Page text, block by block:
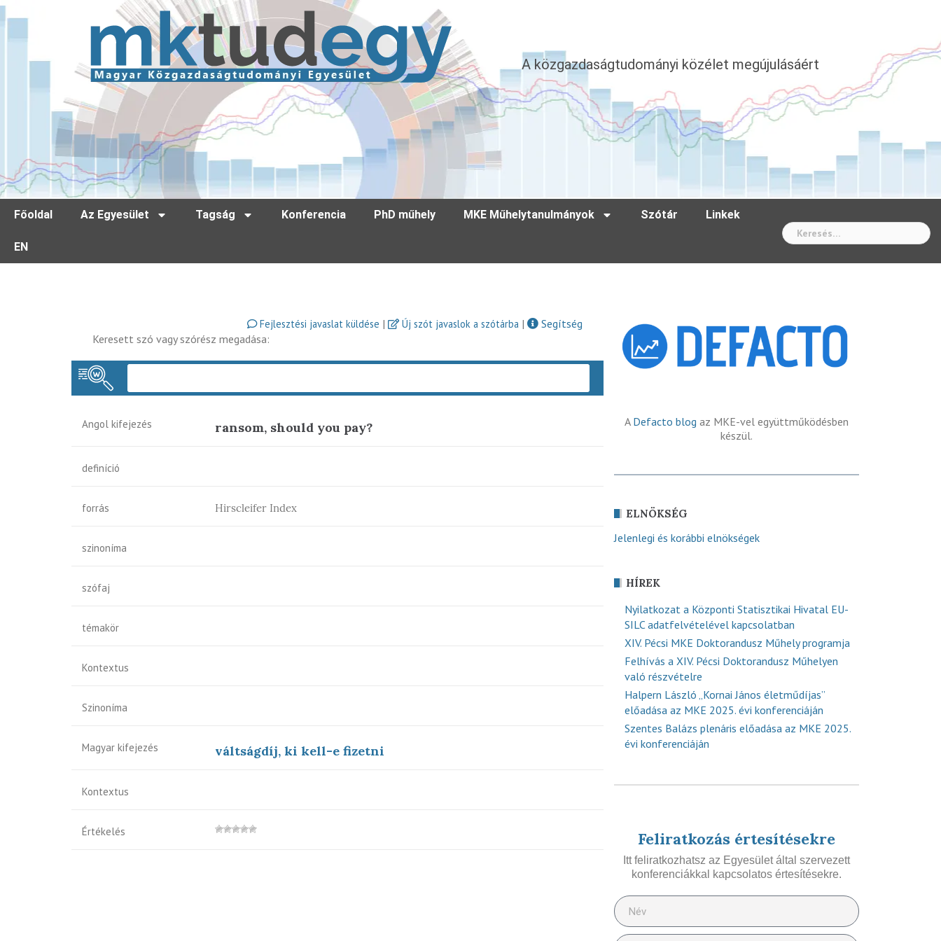
A közgazdaságtudományi közélet megújulásáért
Főoldal Az Egyesület Tagság Konferencia PhD műhely MKE Műhelytanulmányok Szótár Linkek
EN
Fejlesztési javaslat küldése | Új szót javaslok a szótárba |
Segítség
Keresett szó vagy szórész megadása:
Angol kifejezés ransom, should you pay?
definíció
forrás Hirscleifer Index
szinoníma
szófaj
témakör
Kontextus
Szinoníma
Magyar kifejezés váltságdíj, ki kell-e fizetni
Kontextus
Értékelés
A Defacto blog az MKE-vel együttműködésben
készül.
ELNÖKSÉG
Jelenlegi és korábbi elnökségek
HÍREK
Nyilatkozat a Központi Statisztikai Hivatal EU-
SILC adatfelvételével kapcsolatban
XIV. Pécsi MKE Doktorandusz Műhely programja
Felhívás a XIV. Pécsi Doktorandusz Műhelyen
való részvételre
Halpern László „Kornai János életműdíjas”
előadása az MKE 2025. évi konferenciáján
Szentes Balázs plenáris előadása az MKE 2025.
évi konferenciáján
Feliratkozás értesítésekre
Itt feliratkozhatsz az Egyesület által szervezett
konferenciákkal kapcsolatos értesítésekre.